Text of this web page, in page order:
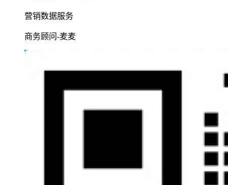
营销数据服务
商务顾问-麦麦